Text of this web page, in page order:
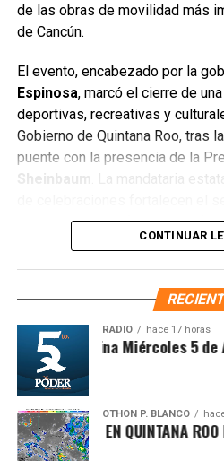
Con este regreso, BTS reafirma
capacidad para movilizar
consolidándose como uno de
más influyentes de la última
México dejó una huella
seguidores como para la
Fuente: 5to Poder Agencia de
de las obras de movilidad más
de Cancún.
El evento, encabezado por la
Espinosa, marcó el cierre de
deportivas, recreativas y
Gobierno de Quintana Roo, tras
puente con la presencia de la
Sheinbaum
. La mandataria
permiten que las familias
CONTINUAR
RADIO hace 17 horas
Síntesis Matutina Miércoles 5
OTHON P. BLANCO
SOFOCANTE EN QUINTANA ROO